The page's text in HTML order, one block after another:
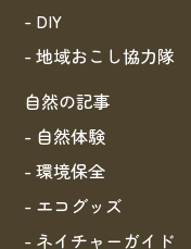
- DIY
- 地域おこし協力隊
自然の記事
- 自然体験
- 環境保全
- エコグッズ
- ネイチャーガイド